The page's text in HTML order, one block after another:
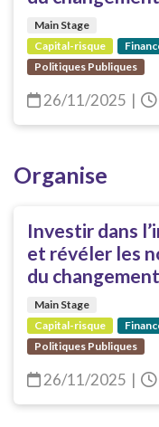
Main Stage
Capital-risque
Politiques Publiques
26/11/2025 |
Organise
Investir dans
et révéler les
du changement
Main Stage
Capital-risque
Politiques Publiques
26/11/2025 |